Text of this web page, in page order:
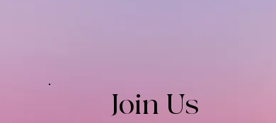
Join Us